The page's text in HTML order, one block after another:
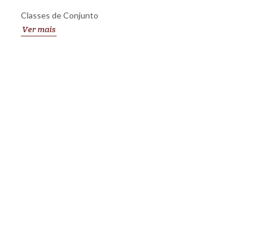
Classes de Conjunto
Ver mais